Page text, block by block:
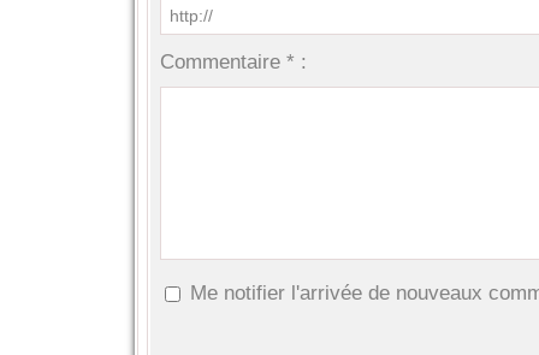
Commentaire * :
Me notifier l'arrivée de nouveaux